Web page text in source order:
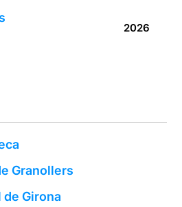
2026
Granollers
Girona